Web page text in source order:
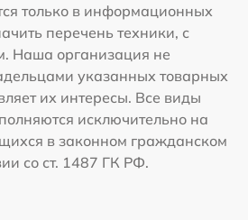
только в информационных
перечень техники, с
Наша организация не
указанных товарных
их интересы. Все виды
исключительно на
в законном гражданском
со ст. 1487 ГК РФ.